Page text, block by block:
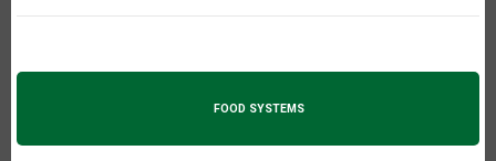
FOOD SYSTEMS